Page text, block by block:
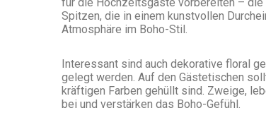
Spitzen, die in einem kunstvollen
Atmosphäre im Boho-Stil.
Interessant sind auch dekorative floral
gelegt werden. Auf den Gästetischen
kräftigen Farben gehüllt sind. Zweige,
bei und verstärken das Boho-Gefühl.